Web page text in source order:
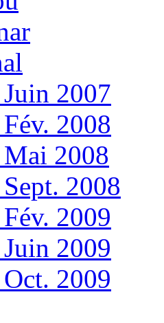
2007
2008
2008
2008
2009
2009
2009